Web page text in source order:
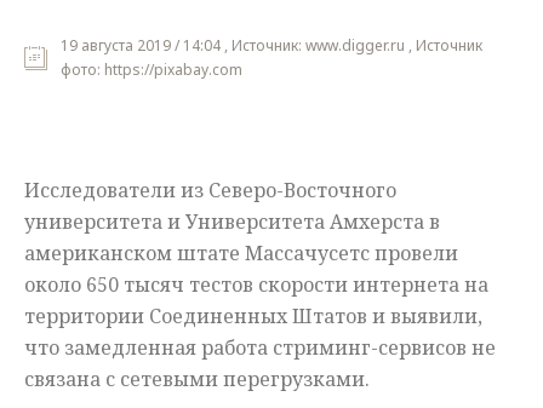
Мнения
19 августа 2019 / 14:04 , Источник: www.digger.ru , Источник
фото: https://pixabay.com
Исследователи из Северо-Восточного
университета и Университета Амхерста в
американском штате Массачусетс провели
около 650 тысяч тестов скорости интернета на
территории Соединенных Штатов и выявили,
что замедленная работа стриминг-сервисов не
связана с сетевыми перегрузками.